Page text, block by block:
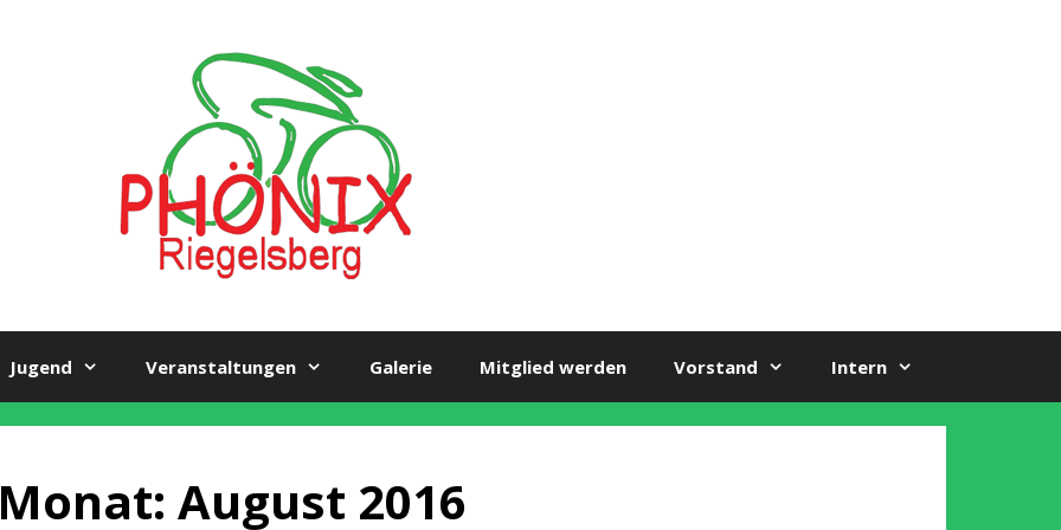
Jugend Veranstaltungen Galerie Mitglied werden Vorstand Intern
Monat: August 2016